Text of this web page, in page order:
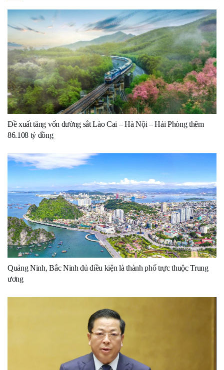
Đề xuất tăng vốn đường sắt Lào Cai – Hà Nội – Hải Phòng thêm
86.108 tỷ đồng
Quảng Ninh, Bắc Ninh đủ điều kiện là thành phố trực thuộc Trung
ương